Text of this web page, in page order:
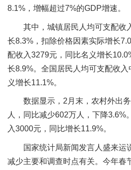
8.1%，增幅超过7%的GDP增速。
其中，城镇居民人均可支配收
长8.3%，扣除价格因素实际增长
配收入3279元，同比名义增长
长8.9%。全国居民人均可支配收
义增长11.1%。
数据显示，2月末，农村外出
人，同比减少602万人，下降3.6%
入3000元，同比增长11.9%。
国家统计局新闻发言人盛来运
减少主要和调查时点有关。今年春